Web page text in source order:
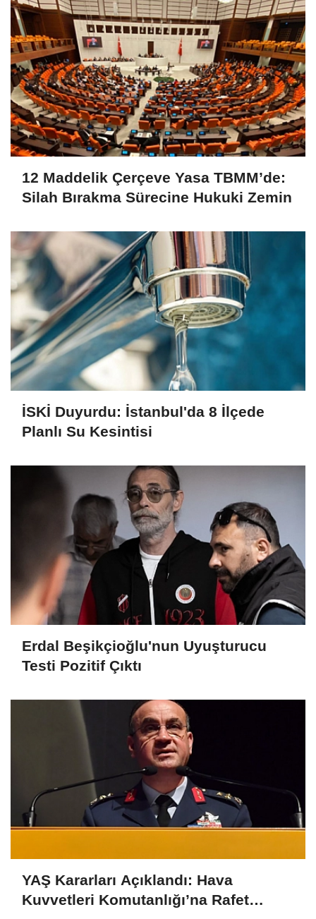
12 Maddelik Çerçeve Yasa TBMM’de:
Silah Bırakma Sürecine Hukuki Zemin
İSKİ Duyurdu: İstanbul'da 8 İlçede
Planlı Su Kesintisi
Erdal Beşikçioğlu'nun Uyuşturucu
Testi Pozitif Çıktı
YAŞ Kararları Açıklandı: Hava
Kuvvetleri Komutanlığı’na Rafet